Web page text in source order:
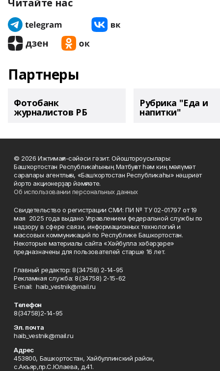
Читайте нас
Партнеры
Фотобанк
журналистов РБ
Рубрика "Еда и
напитки"
© 2026 Ижтимағи-сәйәси гәзит. Ойоштороусылары:
Башҡортостан Республикаһының Матбуғат һәм киң мәғлүмәт
саралары агентлығы, «Башҡортостан Республикаһы» нәшриәт
йорто акционерҙар йәмғиәте.
Об использовании персональных данных
Свидетельство о регистрации СМИ: ПИ № ТУ 02-01797 от 19
мая 2025 года выдано Управлением федеральной службы по
надзору в сфере связи, информационных технологий и
массовых коммуникаций по Республике Башкортостан.
Некоторые материалы сайта «Хәйбулла хәбәрҙәре»
предназначены для пользователей старше 16 лет.
Главный редактор: 8(34758) 2-14-95
Рекламная служба: 8(34758) 2-15-62
Е-mаil: haib_vestnik@mail.ru
Телефон
8(34758)2-14-95
Эл. почта
haib_vestnik@mail.ru
Адрес
453800, Башкортостан, Хайбуллинский район,
с.Акъяр,пр.С.Юлаева, д.41.